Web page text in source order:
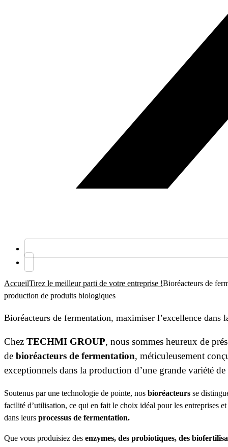
AccueilTirez le meilleur parti de votre entreprise !Bioréacteurs de
production de produits biologiques
Bioréacteurs de fermentation, maximiser l’excellence dans
Chez TECHMI GROUP, nous sommes heureux de
de bioréacteurs de fermentation, méticuleusement
exceptionnels dans la production d’une grande variété
Soutenus par une technologie de pointe, nos bioréacteurs se
facilité d’utilisation, ce qui en fait le choix idéal pour les entreprises et
dans leurs processus de fermentation.
Que vous produisiez des enzymes, des probiotiques, des